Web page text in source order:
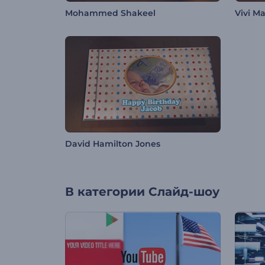
Mohammed Shakeel Vivi
David Hamilton Jones
В категории Слайд-шоу